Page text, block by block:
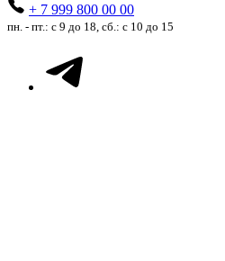
+ 7 999 800 00 00
пн. - пт.: с 9 до 18, сб.: с 10 до 15